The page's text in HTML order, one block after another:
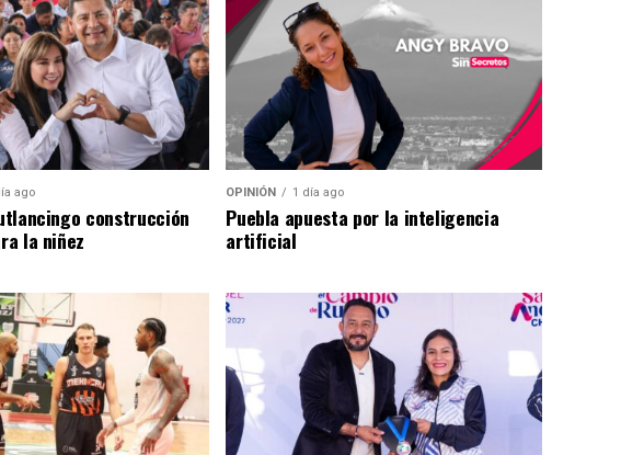
ago
construcción
la niñez
OPINIÓN 1 día ago
Puebla apuesta por la inteligencia
artificial